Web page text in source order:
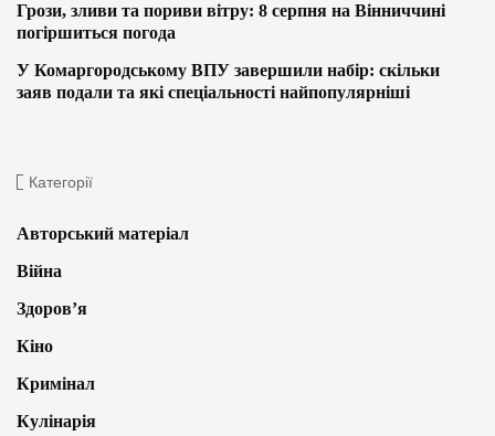
Грози, зливи та пориви вітру: 8 серпня на Вінниччині
погіршиться погода
У Комаргородському ВПУ завершили набір: скільки
заяв подали та які спеціальності найпопулярніші
Категорії
Авторський матеріал
Війна
Здоров’я
Кіно
Кримінал
Кулінарія